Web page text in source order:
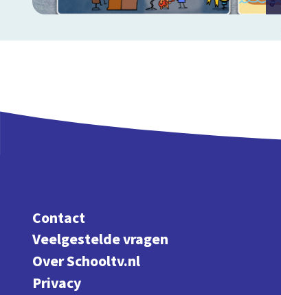
Contact
Veelgestelde vragen
Over Schooltv.nl
Privacy